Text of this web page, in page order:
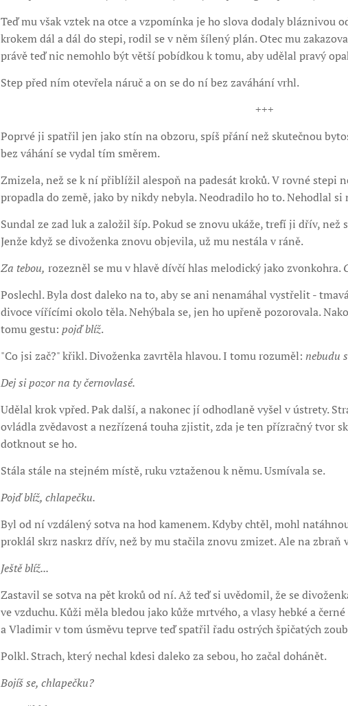
Teď mu však vztek na otce a vzpomínka je ho slova dodaly bláznivou
krokem dál a dál do stepi, rodil se v něm šílený plán. Otec mu
právě teď nic nemohlo být větší pobídkou k tomu, aby udělal pravý
Step před ním otevřela náruč a on se do ní bez zaváhání vrhl.
+++
Poprvé ji spatřil jen jako stín na obzoru, spíš přání než skutečnou
bez váhání se vydal tím směrem.
Zmizela, než se k ní přiblížil alespoň na padesát kroků. V rovné stepi
propadla do země, jako by nikdy nebyla. Neodradilo ho to. Nehodlal si
Sundal ze zad luk a založil šíp. Pokud se znovu ukáže, trefí ji dřív, než
Jenže když se divoženka znovu objevila, už mu nestála v ráně.
Za tebou, rozezněl se mu v hlavě dívčí hlas melodický jako zvonkohra.
Poslechl. Byla dost daleko na to, aby se ani nenamáhal vystřelit -
divoce vířícími okolo těla. Nehýbala se, jen ho upřeně pozorovala.
tomu gestu: pojď blíž.
"Co jsi zač?" křikl. Divoženka zavrtěla hlavou. I tomu rozuměl: nebudu
Dej si pozor na ty černovlasé.
Udělal krok vpřed. Pak další, a nakonec jí odhodlaně vyšel v ústrety.
ovládla zvědavost a nezřízená touha zjistit, zda je ten přízračný tvor
dotknout se ho.
Stála stále na stejném místě, ruku vztaženou k němu. Usmívala se.
Pojď blíž, chlapečku.
Byl od ní vzdálený sotva na hod kamenem. Kdyby chtěl, mohl
proklál skrz naskrz dřív, než by mu stačila znovu zmizet. Ale na zbraň
Ještě blíž...
Zastavil se sotva na pět kroků od ní. Až teď si uvědomil, že se
ve vzduchu. Kůži měla bledou jako kůže mrtvého, a vlasy hebké a
a Vladimir v tom úsměvu teprve teď spatřil řadu ostrých špičatých
Polkl. Strach, který nechal kdesi daleko za sebou, ho začal dohánět.
Bojíš se, chlapečku?